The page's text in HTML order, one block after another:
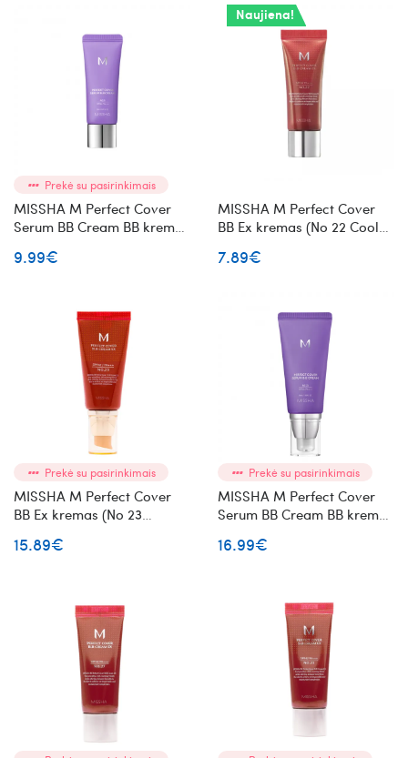
Prekė su pasirinkimais
MISSHA M Perfect Cover
Serum BB Cream BB kremas
9.99€
Naujiena!
MISSHA M Perfect Cover
BB Ex kremas (No 22 Cool
7.89€
Prekė su pasirinkimais
MISSHA M Perfect Cover
BB Ex kremas (No 23
15.89€
Prekė su pasirinkimais
MISSHA M Perfect Cover
Serum BB Cream BB kremas
16.99€